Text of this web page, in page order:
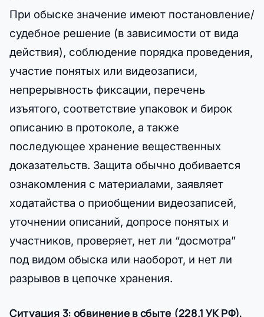
При обыске значение имеют постановление/
судебное решение (в зависимости от вида
действия), соблюдение порядка проведения,
участие понятых или видеозаписи,
непрерывность фиксации, перечень
изъятого, соответствие упаковок и бирок
описанию в протоколе, а также
последующее хранение вещественных
доказательств. Защита обычно добивается
ознакомления с материалами, заявляет
ходатайства о приобщении видеозаписей,
уточнении описаний, допросе понятых и
участников, проверяет, нет ли “досмотра”
под видом обыска или наоборот, и нет ли
разрывов в цепочке хранения.
Ситуация 3: обвинение в сбыте (228.1 УК РФ),